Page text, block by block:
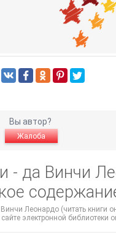
Вы автор?
Жалоба
- да Винчи
Леонардо (читать книги
электронной библиотеки